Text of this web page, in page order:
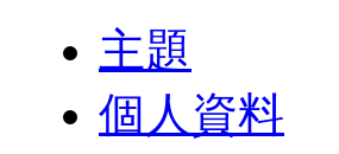
主題
個人資料